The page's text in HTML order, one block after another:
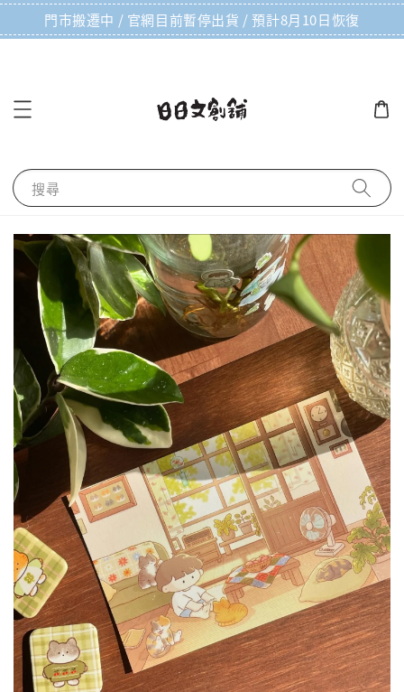
門市搬遷中 / 官網目前暫停出貨 / 預計8月10日恢復
搜尋